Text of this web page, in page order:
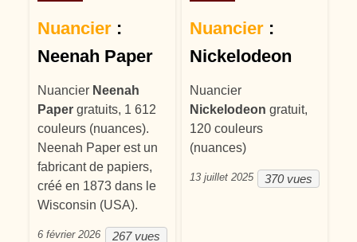
Nuancier :
Neenah Paper
Nuancier Neenah
Paper gratuits, 1 612
couleurs (nuances).
Neenah Paper est un
fabricant de papiers,
créé en 1873 dans le
Wisconsin (USA).
267 vues
6 février 2026
Nuancier:
Nickelodeon
Nuancier
Nickelodeon gratuit,
120 couleurs
(nuances)
370 vues
13 juillet 2025